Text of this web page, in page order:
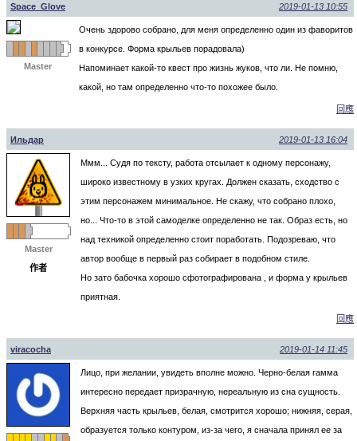
Space_Glove 2019-01-13 10:55
Master
Очень здорово собрано, для меня определенно один из фаворитов
в конкурсе. Форма крыльев порадовала)
Напоминает какой-то квест про жизнь жуков, что ли. Не помню,
какой, но там определенно что-то похожее было.
回應
Ильдар 2019-01-13 16:04
Master
作者
Ммм... Судя по тексту, работа отсылает к одному персонажу,
широко известному в узких кругах. Должен сказать, сходство с
этим персонажем минимальное. Не скажу, что собрано плохо,
но... Что-то в этой самоделке определенно не так. Образ есть, но
над техникой определенно стоит поработать. Подозреваю, что
автор вообще в первый раз собирает в подобном стиле.
Но зато бабочка хорошо сфотографирована , и форма у крыльев
приятная.
回應
viracocha 2019-01-14 11:45
Лицо, при желании, увидеть вполне можно. Черно-белая гамма
интересно передает призрачную, нереальную из сна сущность.
Верхняя часть крыльев, белая, смотрится хорошо; нижняя, серая,
образуется только контуром, из-за чего, я сначала принял ее за